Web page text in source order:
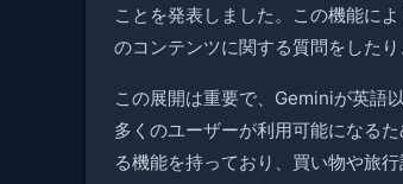
ことを発表しました。この機能に
のコンテンツに関する質問をした
この展開は重要で、Geminiが英語
多くのユーザーが利用可能になる
る機能を持っており、買い物や旅行